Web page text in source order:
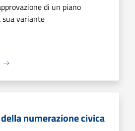
di un piano
variante
numerazione civica